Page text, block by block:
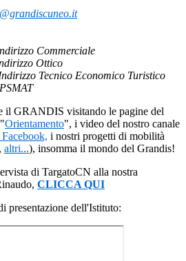
Commerciale
Ottico
Tecnico Economico Turistico
il GRANDIS visitando le pagine del
Orientamento", i video del nostro canale
i nostri progetti di mobilità
, altri...), insomma il mondo del Grandis!
di TargatoCN alla nostra
CLICCA QUI
presentazione dell'Istituto: